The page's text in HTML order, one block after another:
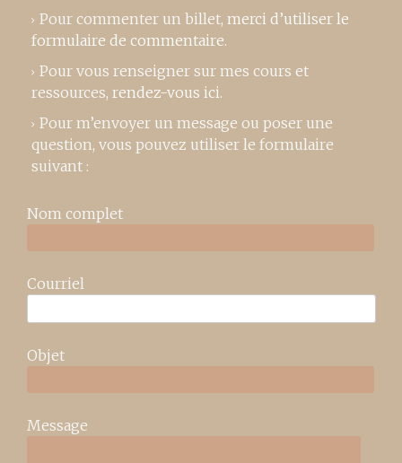
Pour commenter un billet, merci d’utiliser le
formulaire de commentaire.
Pour vous renseigner sur mes cours et
ressources, rendez-vous ici.
Pour m’envoyer un message ou poser une
question, vous pouvez utiliser le formulaire
suivant :
Nom complet
Courriel
Objet
Message